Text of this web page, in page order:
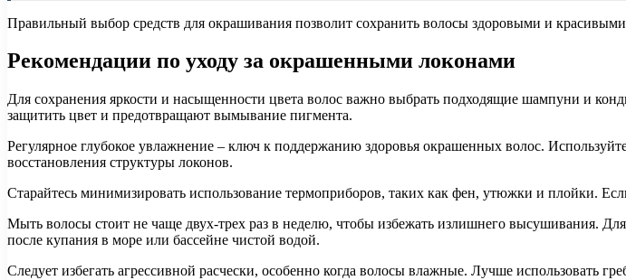
Правильный выбор средств для окрашивания позволит сохранить волосы здоровыми и
Рекомендации по уходу за окрашенными локонами
Для сохранения яркости и насыщенности цвета волос важно выбрать подходящие шампуни и
защитить цвет и предотвращают вымывание пигмента.
Регулярное глубокое увлажнение – ключ к поддержанию здоровья окрашенных волос.
восстановления структуры локонов.
Старайтесь минимизировать использование термоприборов, таких как фен, утюжки и плойки.
Мыть волосы стоит не чаще двух-трех раз в неделю, чтобы избежать излишнего высушивания.
после купания в море или бассейне чистой водой.
Следует избегать агрессивной расчески, особенно когда волосы влажные. Лучше использовать